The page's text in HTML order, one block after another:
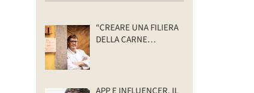
“CREARE UNA FILIERA
DELLA CARNE